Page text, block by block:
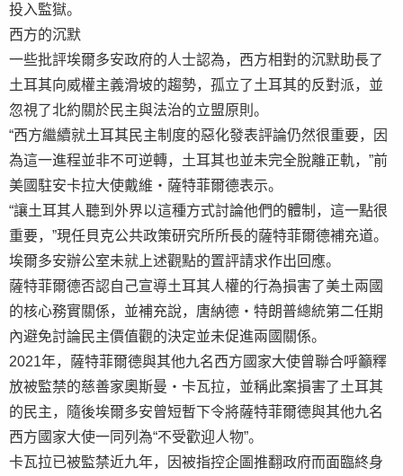
投入監獄。
西方的沉默
一些批評埃爾多安政府的人士認為，西方相對的沉默助長了
土耳其向威權主義滑坡的趨勢，孤立了土耳其的反對派，並
忽視了北約關於民主與法治的立盟原則。
“西方繼續就土耳其民主制度的惡化發表評論仍然很重要，因
為這一進程並非不可逆轉，土耳其也並未完全脫離正軌，”前
美國駐安卡拉大使戴維・薩特菲爾德表示。
“讓土耳其人聽到外界以這種方式討論他們的體制，這一點很
重要，”現任貝克公共政策研究所所長的薩特菲爾德補充道。
埃爾多安辦公室未就上述觀點的置評請求作出回應。
薩特菲爾德否認自己宣導土耳其人權的行為損害了美土兩國
的核心務實關係，並補充說，唐納德・特朗普總統第二任期
內避免討論民主價值觀的決定並未促進兩國關係。
2021年，薩特菲爾德與其他九名西方國家大使曾聯合呼籲釋
放被監禁的慈善家奧斯曼・卡瓦拉，並稱此案損害了土耳其
的民主，隨後埃爾多安曾短暫下令將薩特菲爾德與其他九名
西方國家大使一同列為“不受歡迎人物”。
卡瓦拉已被監禁近九年，因被指控企圖推翻政府而面臨終身